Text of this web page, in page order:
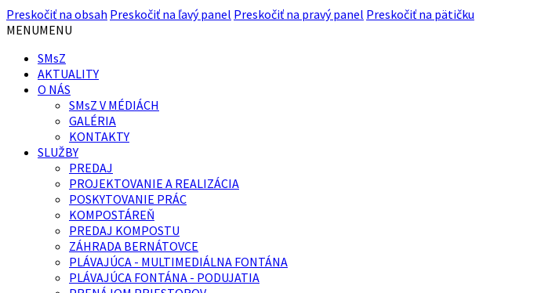
Preskočiť na obsah Preskočiť na ľavý panel Preskočiť na pravý panel Preskočiť na pätičku
MENUMENU
SMsZ
AKTUALITY
O NÁS
SMsZ V MÉDIÁCH
GALÉRIA
KONTAKTY
SLUŽBY
PREDAJ
PROJEKTOVANIE A REALIZÁCIA
POSKYTOVANIE PRÁC
KOMPOSTÁREŇ
PREDAJ KOMPOSTU
ZÁHRADA BERNÁTOVCE
PLÁVAJÚCA - MULTIMEDIÁLNA FONTÁNA
PLÁVAJÚCA FONTÁNA - PODUJATIA